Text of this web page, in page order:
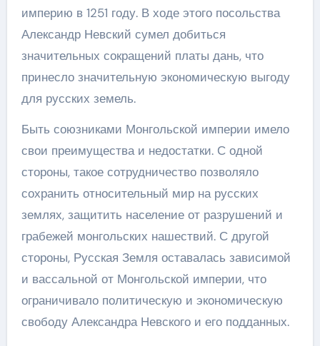
империю в 1251 году. В ходе этого посольства
Александр Невский сумел добиться
значительных сокращений платы дань, что
принесло значительную экономическую выгоду
для русских земель.
Быть союзниками Монгольской империи имело
свои преимущества и недостатки. С одной
стороны, такое сотрудничество позволяло
сохранить относительный мир на русских
землях, защитить население от разрушений и
грабежей монгольских нашествий. С другой
стороны, Русская Земля оставалась зависимой
и вассальной от Монгольской империи, что
ограничивало политическую и экономическую
свободу Александра Невского и его подданных.